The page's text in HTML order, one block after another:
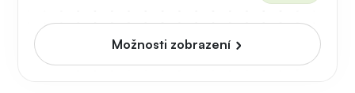
Možnosti zobrazení